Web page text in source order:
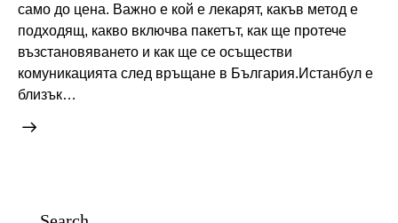
само до цена. Важно е кой е лекарят, какъв метод е
подходящ, какво включва пакетът, как ще протече
възстановяването и как ще се осъществи
комуникацията след връщане в България.Истанбул е
близък…